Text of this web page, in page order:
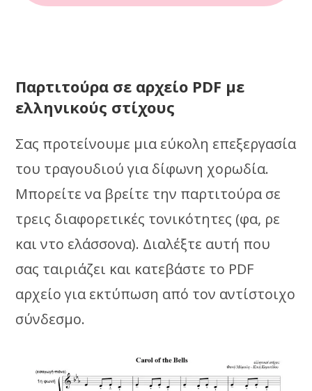
Παρτιτούρα σε αρχείο PDF με
ελληνικούς στίχους
Σας προτείνουμε μια εύκολη επεξεργασία
του τραγουδιού για δίφωνη χορωδία.
Μπορείτε να βρείτε την παρτιτούρα σε
τρεις διαφορετικές τονικότητες (φα, ρε
και ντο ελάσσονα). Διαλέξτε αυτή που
σας ταιριάζει και κατεβάστε το PDF
αρχείο για εκτύπωση από τον αντίστοιχο
σύνδεσμο.